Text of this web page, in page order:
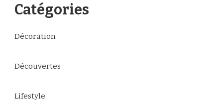
?
Catégories
Décoration
Découvertes
Lifestyle